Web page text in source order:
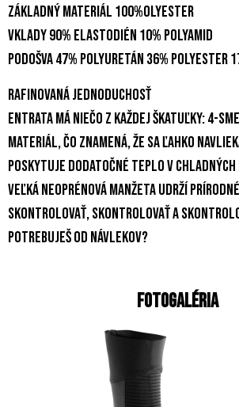
základný materiál 100%olyester
vklady 90% elastodién 10% polyamid
podošva 47% polyuretán 36% polyester
RAFINOVANÁ JEDNODUCHOSŤ
Entrata má niečo z každej škatuľky: 4-
materiál, čo znamená, že sa ľahko
poskytuje dodatočné teplo v chladných
veľká neoprénová manžeta udrží
Skontrolovať, skontrolovať a
potrebuješ od návlekov?
Fotogaléria